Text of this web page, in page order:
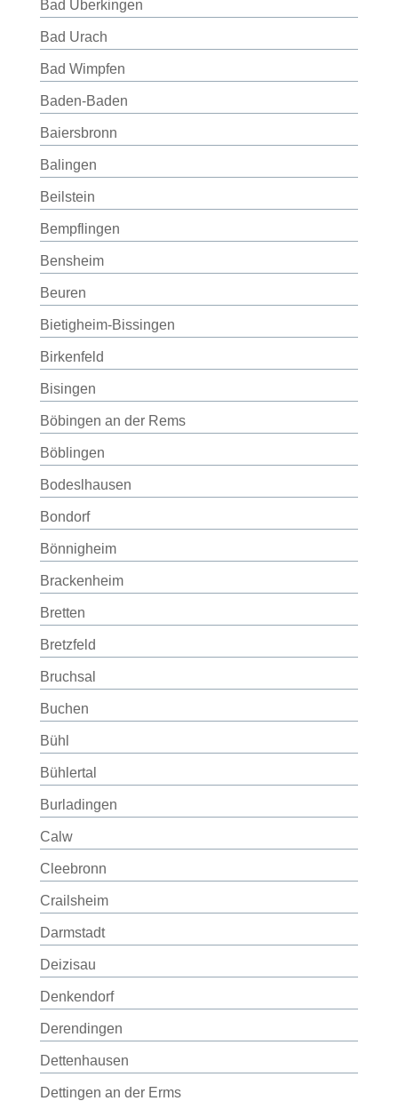
Bad Überkingen
Bad Urach
Bad Wimpfen
Baden-Baden
Baiersbronn
Balingen
Beilstein
Bempflingen
Bensheim
Beuren
Bietigheim-Bissingen
Birkenfeld
Bisingen
Böbingen an der Rems
Böblingen
Bodeslhausen
Bondorf
Bönnigheim
Brackenheim
Bretten
Bretzfeld
Bruchsal
Buchen
Bühl
Bühlertal
Burladingen
Calw
Cleebronn
Crailsheim
Darmstadt
Deizisau
Denkendorf
Derendingen
Dettenhausen
Dettingen an der Erms